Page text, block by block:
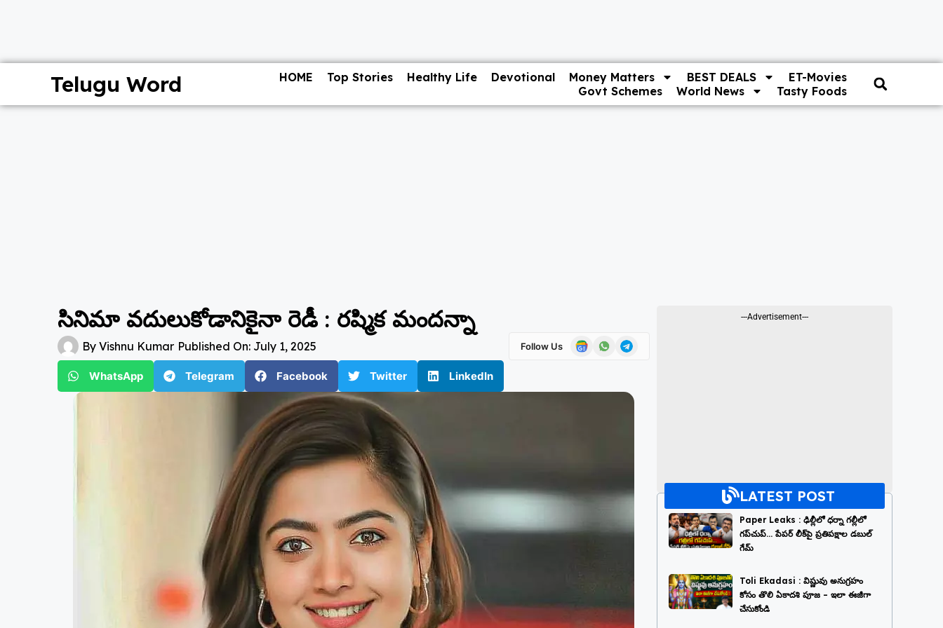
Telugu Word HOME Top Stories Healthy Life Devotional Money Matters BEST DEALS
ET-Movies
Govt Schemes
World News Tasty Foods
సినిమా వదులుకోడానికైనా రెడీ : రష్మిక మందన్నా
By Vishnu Kumar Published On: July 1, 2025 Follow Us
WhatsApp Telegram Facebook Twitter LinkedIn
---Advertisement---
LATEST POST
Paper Leaks : ఢిల్లీలో ధర్నా గల్లీలో
గప్‌చుప్… పేపర్ లీక్‌పై ప్రతిపక్షాల డబుల్
గేమ్
Toli Ekadasi : విష్ణువు అనుగ్రహం
కోసం తొలి ఏకాదశి పూజ – ఇలా ఈజీగా
చేసుకోండి